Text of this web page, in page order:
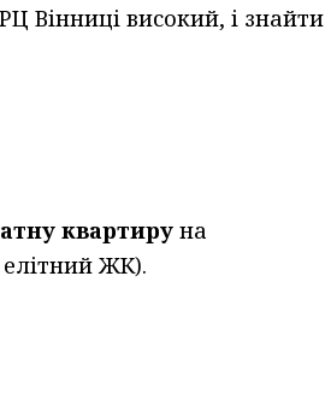
Вінниці високий, і знайти
квартиру на
елітний ЖК).